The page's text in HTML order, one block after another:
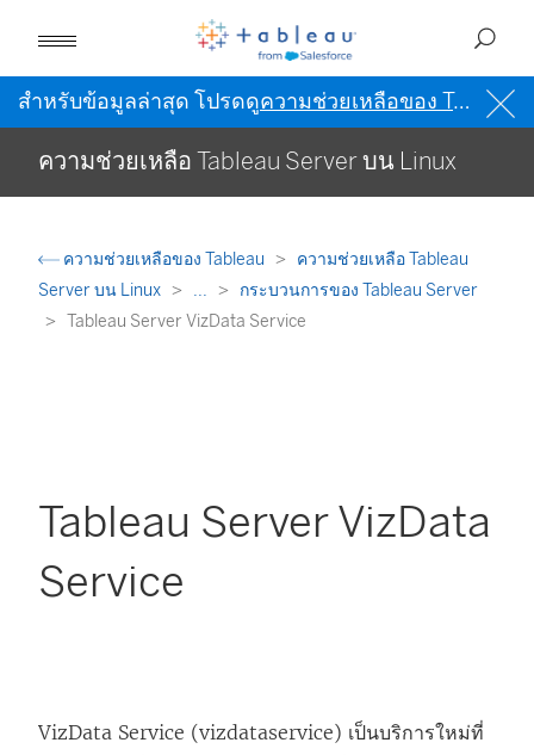
สำหรับข้อมูลล่าสุด โปรดดูความช่วยเหลือของ Tableau เป็นภาษาอังกฤษ (สหรัฐอเมริกา)
ความช่วยเหลือ Tableau Server บน Linux
ความช่วยเหลือของ Tableau
ความช่วยเหลือ Tableau
Server บน Linux
...
กระบวนการของ Tableau Server
Tableau Server VizData Service
Tableau Server VizData
Service
VizData Service (vizdataservice) เป็นบริการใหม่ที่